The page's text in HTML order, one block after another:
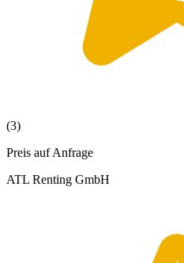
(3)
Preis auf Anfrage
ATL Renting GmbH